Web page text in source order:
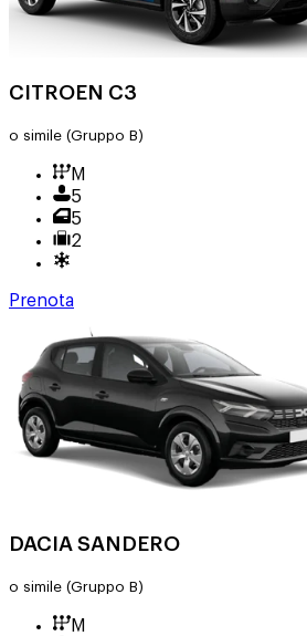
CITROEN C3
o simile (Gruppo B)
M
5
5
2
Prenota
DACIA SANDERO
o simile (Gruppo B)
M